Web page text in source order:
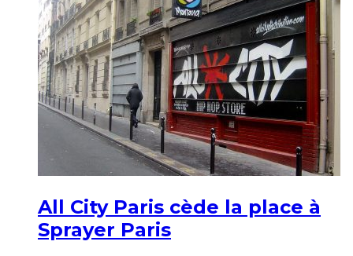
All City Paris cède la place à
Sprayer Paris